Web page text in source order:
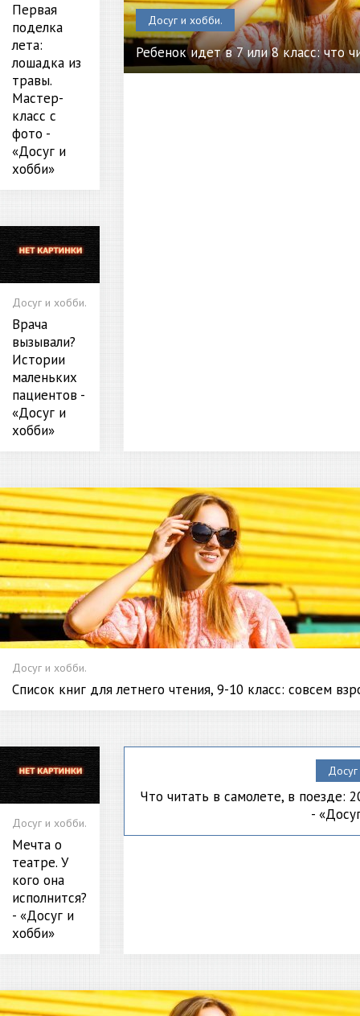
Первая
поделка
лета:
лошадка из
травы.
Мастер-
класс с
фото -
«Досуг и
хобби»
Досуг и хобби.
Ребенок идет в 7 или 8 класс: что
Досуг и хобби.
Список книг для летнего чтения, 9-10 класс: совсем
Досуг и хобби.
Врача
вызывали?
Истории
маленьких
пациентов -
«Досуг и
хобби»
Досуг и хобби.
Мечта о
театре. У
кого она
исполнится?
- «Досуг и
хобби»
Что читать в самолете, в поезде:
-